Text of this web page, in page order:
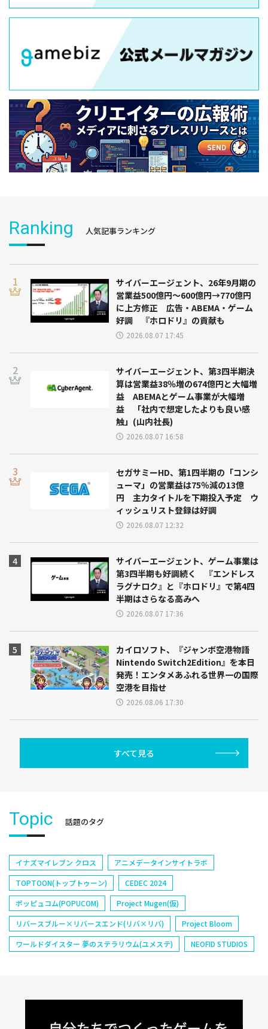
Ranking 人気記事ランキング
サイバーエージェント、26年9月期の
営業益500億円～600億円→770億円
に上方修正 広告・ABEMA・ゲーム
好調 『ホロドリ』の貢献も
2026.08.07 17:45
サイバーエージェント、第3四半期決
算は営業益38％増の674億円と大幅増
益 ABEMAとゲーム事業が大幅増
益 「社内で想定したよりも良い感
触」(山内社長)
2026.08.07 16:58
セガサミーHD、第1四半期の「コンシ
ューマ」の営業益は75％減の13億
円 主力タイトルを下期投入予定 ウ
ィッシュリスト登録は好調
2026.08.07 12:32
サイバーエージェント、ゲーム事業は
第3四半期も好調続く 『エンドレス
ラグナロク』と『ホロドリ』で第4四
半期はさらなる高みへ
2026.08.07 17:36
カイロソフト、『ジャンボ空港物語
Nintendo Switch2Edition』を本日
発売！エンタメあふれる世界一の国際
空港を目指せ
2026.08.06 17:30
すべて見る
Topic 話題のタグ
イナズマイレブン クロス
アニメデータインサイトラボ
TOPTOON(トップトゥーン)
CEDEC 2024
ポッピュコム(POPUCOM)
Project Mugen(仮)
リバースブルー×リバースエンド(リバ×リバ)
Project Bloom
ワールドダイスター 夢のステラリウム(ユメステ)
NEOFID STUDIOS